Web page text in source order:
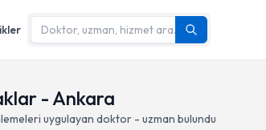
- Ankara
uygulayan doktor - uzman bulundu